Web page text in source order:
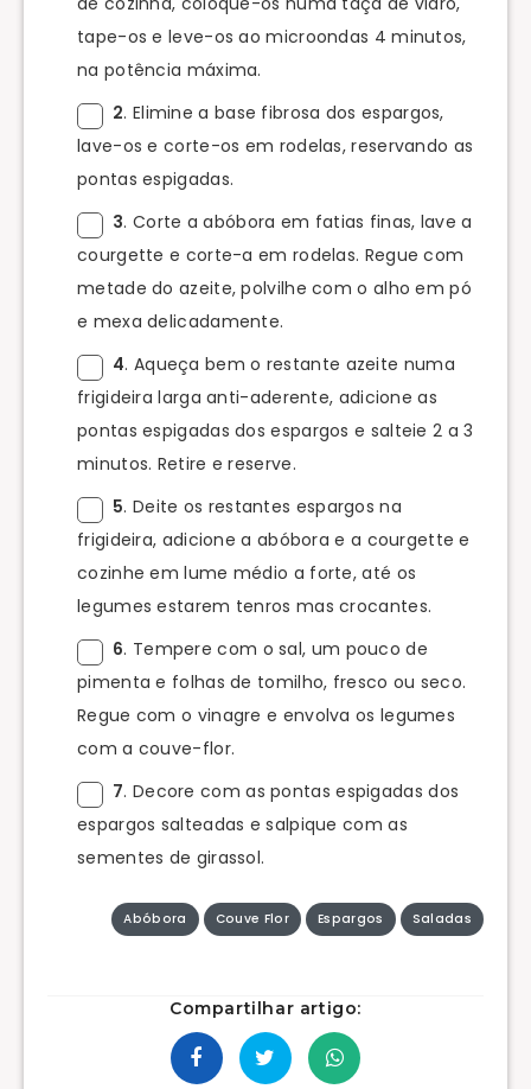
tape-os e leve-os ao microondas 4 minutos,
na potência máxima.
2. Elimine a base fibrosa dos espargos,
lave-os e corte-os em rodelas, reservando as
pontas espigadas.
3. Corte a abóbora em fatias finas, lave a
courgette e corte-a em rodelas. Regue com
metade do azeite, polvilhe com o alho em pó
e mexa delicadamente.
4. Aqueça bem o restante azeite numa
frigideira larga anti-aderente, adicione as
pontas espigadas dos espargos e salteie 2 a 3
minutos. Retire e reserve.
5. Deite os restantes espargos na
frigideira, adicione a abóbora e a courgette e
cozinhe em lume médio a forte, até os
legumes estarem tenros mas crocantes.
6. Tempere com o sal, um pouco de
pimenta e folhas de tomilho, fresco ou seco.
Regue com o vinagre e envolva os legumes
com a couve-flor.
7. Decore com as pontas espigadas dos
espargos salteadas e salpique com as
sementes de girassol.
Abóbora Couve Flor Espargos Saladas
Compartilhar artigo: